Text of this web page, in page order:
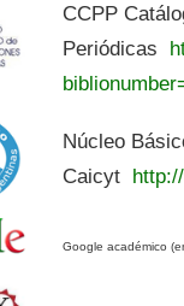
CCPP
Periódicas
Núcleo
Caicyt
Google académico